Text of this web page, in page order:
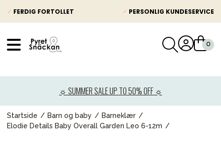
✓ FERDIG FORTOLLET ✓ PERSONLIG KUNDESERVICE
☼ SUMMER SALE UP TO 50% OFF ☼
Startside Barn og baby
Barneklær
Elodie Details Baby Overall Garden Leo 6-12m
Barnevogner
Bilstol